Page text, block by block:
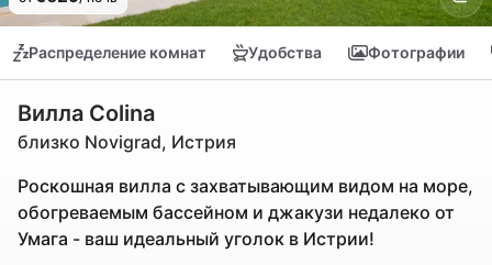
Распределение комнат Удобства Фотографии
Вилла Colina
близко Novigrad, Истрия
Роскошная вилла с захватывающим видом на море,
обогреваемым бассейном и джакузи недалеко от
Умага - ваш идеальный уголок в Истрии!